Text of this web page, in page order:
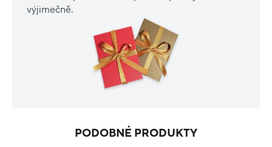
výjimečně.
PODOBNÉ PRODUKTY